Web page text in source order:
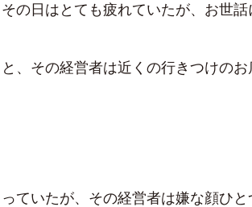
の日はとても疲れていたが、お世話
、その経営者は近くの行きつけのお
ていたが、その経営者は嫌な顔ひと